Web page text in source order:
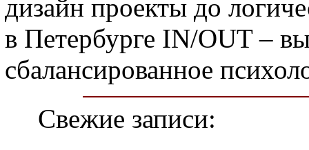
дизайн проекты до
в Петербурге IN/OUT –
сбалансированное
Свежие записи: